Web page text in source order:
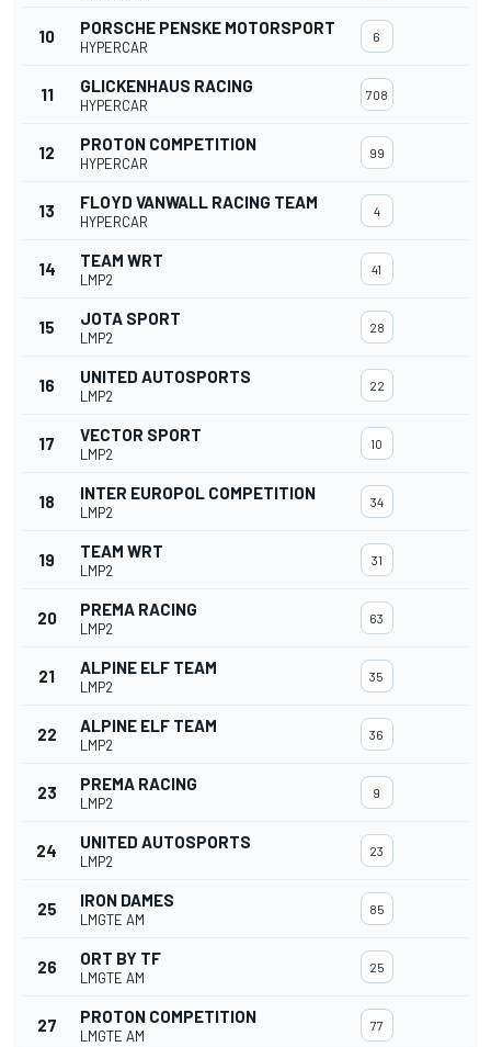
10 PORSCHE PENSKE MOTORSPORT
HYPERCAR
6
11 GLICKENHAUS RACING
HYPERCAR
708
12 PROTON COMPETITION
HYPERCAR
99
13 FLOYD VANWALL RACING TEAM
HYPERCAR
4
14 TEAM WRT
LMP2
41
15 JOTA SPORT
LMP2
28
16 UNITED AUTOSPORTS
LMP2
22
17 VECTOR SPORT
LMP2
10
18 INTER EUROPOL COMPETITION
LMP2
34
19 TEAM WRT
LMP2
31
20 PREMA RACING
LMP2
63
21 ALPINE ELF TEAM
LMP2
35
22 ALPINE ELF TEAM
LMP2
36
23 PREMA RACING
LMP2
9
24 UNITED AUTOSPORTS
LMP2
23
25 IRON DAMES
LMGTE AM
85
26 ORT BY TF
LMGTE AM
25
27 PROTON COMPETITION
LMGTE AM
77